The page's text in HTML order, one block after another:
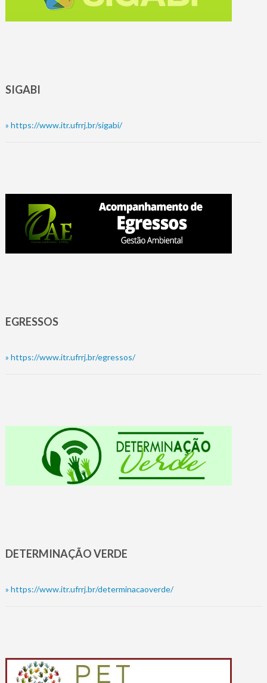
SIGABI
» https://www.itr.ufrrj.br/sigabi/
EGRESSOS
» https://www.itr.ufrrj.br/egressos/
DETERMINAÇÃO VERDE
» https://www.itr.ufrrj.br/determinacaoverde/